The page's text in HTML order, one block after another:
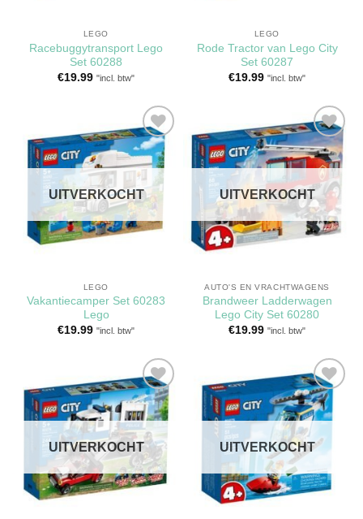
LEGO
Racebuggytransport Lego
Set 60288
€19.99 "incl. btw"
LEGO
Rode Tractor van Lego City
Set 60287
€19.99 "incl. btw"
Toevoegen
aan
verlanglijst
UITVERKOCHT
LEGO
Vakantiecamper Set 60283
Lego
€19.99 "incl. btw"
Toevoegen
aan
verlanglijst
UITVERKOCHT
AUTO'S EN VRACHTWAGENS
Brandweer Ladderwagen
Lego City Set 60280
€19.99 "incl. btw"
Toevoegen
aan
verlanglijst
UITVERKOCHT
Toevoegen
aan
verlanglijst
UITVERKOCHT